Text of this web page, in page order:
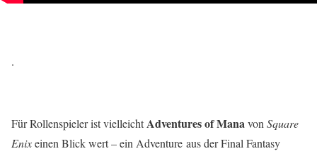
.
Für Rollenspieler ist vielleichtAdventures of ManavonSquare
Enixeinen Blick wert – ein Adventure aus der Final Fantasy